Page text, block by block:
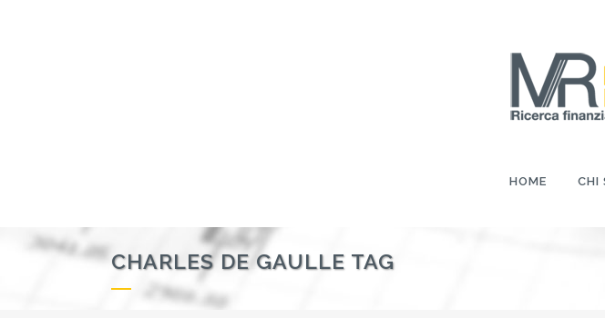
HOME CHI
CHARLES DE GAULLE TAG